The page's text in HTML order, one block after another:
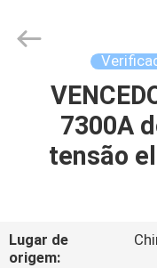
CASA
PRODUTOS
NÓS
ELECTRONICS
CO.,LTD.
7300A
tensão
Lugar de
origem: